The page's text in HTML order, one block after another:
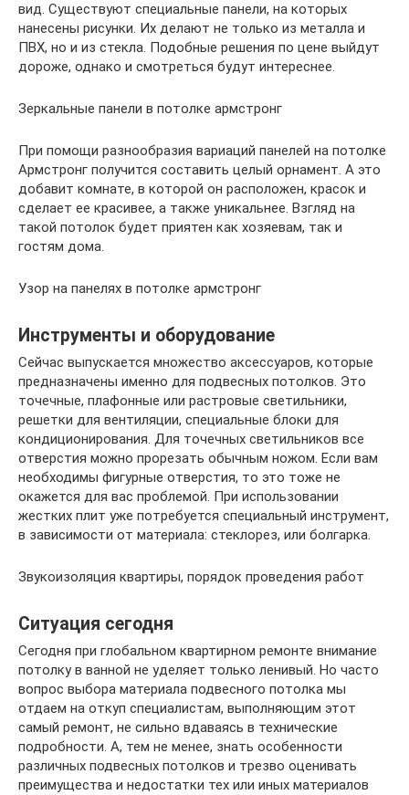
вид. Существуют специальные панели, на которых
нанесены рисунки. Их делают не только из металла и
ПВХ, но и из стекла. Подобные решения по цене выйдут
дороже, однако и смотреться будут интереснее.
Зеркальные панели в потолке армстронг
При помощи разнообразия вариаций панелей на потолке
Армстронг получится составить целый орнамент. А это
добавит комнате, в которой он расположен, красок и
сделает ее красивее, а также уникальнее. Взгляд на
такой потолок будет приятен как хозяевам, так и
гостям дома.
Узор на панелях в потолке армстронг
Инструменты и оборудование
Сейчас выпускается множество аксессуаров, которые
предназначены именно для подвесных потолков. Это
точечные, плафонные или растровые светильники,
решетки для вентиляции, специальные блоки для
кондиционирования. Для точечных светильников все
отверстия можно прорезать обычным ножом. Если вам
необходимы фигурные отверстия, то это тоже не
окажется для вас проблемой. При использовании
жестких плит уже потребуется специальный инструмент,
в зависимости от материала: стеклорез, или болгарка.
Звукоизоляция квартиры, порядок проведения работ
Ситуация сегодня
Сегодня при глобальном квартирном ремонте внимание
потолку в ванной не уделяет только ленивый. Но часто
вопрос выбора материала подвесного потолка мы
отдаем на откуп специалистам, выполняющим этот
самый ремонт, не сильно вдаваясь в технические
подробности. А, тем не менее, знать особенности
различных подвесных потолков и трезво оценивать
преимущества и недостатки тех или иных материалов